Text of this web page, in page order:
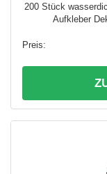
200 Stück
Aufkleber